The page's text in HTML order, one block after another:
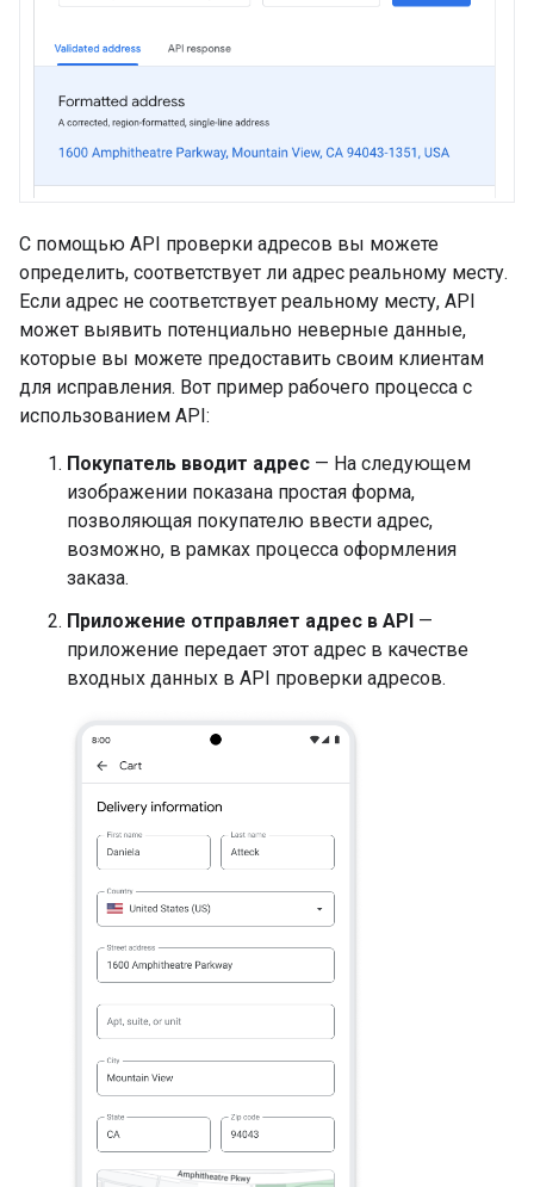
С помощью API проверки адресов вы можете
определить, соответствует ли адрес реальному месту.
Если адрес не соответствует реальному месту, API
может выявить потенциально неверные данные,
которые вы можете предоставить своим клиентам
для исправления. Вот пример рабочего процесса с
использованием API:
Покупатель вводит адрес — На следующем
изображении показана простая форма,
позволяющая покупателю ввести адрес,
возможно, в рамках процесса оформления
заказа.
Приложение отправляет адрес в API —
приложение передает этот адрес в качестве
входных данных в API проверки адресов.